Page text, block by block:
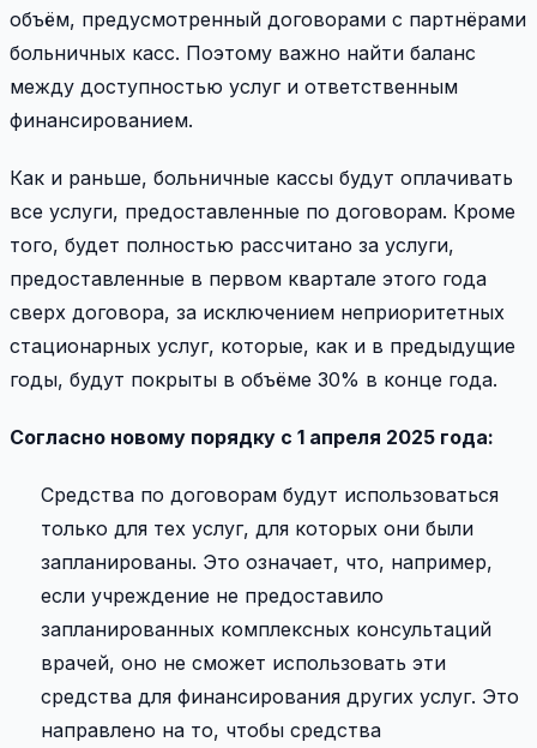
объём, предусмотренный договорами с партнёрами
больничных касс. Поэтому важно найти баланс
между доступностью услуг и ответственным
финансированием.
Как и раньше, больничные кассы будут оплачивать
все услуги, предоставленные по договорам. Кроме
того, будет полностью рассчитано за услуги,
предоставленные в первом квартале этого года
сверх договора, за исключением неприоритетных
стационарных услуг, которые, как и в предыдущие
годы, будут покрыты в объёме 30% в конце года.
Согласно новому порядку с 1 апреля 2025 года:
Средства по договорам будут использоваться
только для тех услуг, для которых они были
запланированы. Это означает, что, например,
если учреждение не предоставило
запланированных комплексных консультаций
врачей, оно не сможет использовать эти
средства для финансирования других услуг. Это
направлено на то, чтобы средства